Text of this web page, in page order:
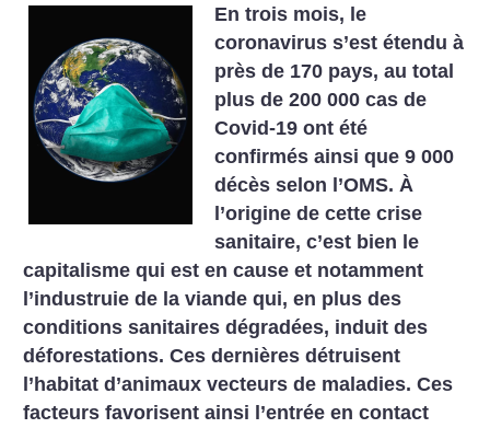
En trois mois, le
coronavirus s’est étendu à
près de 170 pays, au total
plus de 200 000 cas de
Covid-19 ont été
confirmés ainsi que 9 000
décès selon l’OMS. À
l’origine de cette crise
sanitaire, c’est bien le
capitalisme qui est en cause et notamment
l’industruie de la viande qui, en plus des
conditions sanitaires dégradées, induit des
déforestations. Ces dernières détruisent
l’habitat d’animaux vecteurs de maladies. Ces
facteurs favorisent ainsi l’entrée en contact